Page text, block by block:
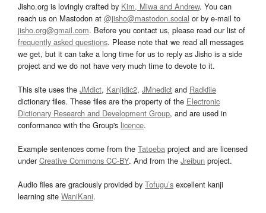
Jisho.org is lovingly crafted by Kim, Miwa and Andrew. You can
reach us on Mastodon at @jisho@mastodon.social or by e-mail to
jisho.org@gmail.com. Before you contact us, please read our list of
frequently asked questions. Please note that we read all messages
we get, but it can take a long time for us to reply as Jisho is a side
project and we do not have very much time to devote to it.
This site uses the JMdict, Kanjidic2, JMnedict and Radkfile
dictionary files. These files are the property of the Electronic
Dictionary Research and Development Group, and are used in
conformance with the Group's licence.
Example sentences come from the Tatoeba project and are licensed
underCreative Commons CC-BY. And from the Jreibun project.
Audio files are graciously provided by Tofugu’s excellent kanji
learning site WaniKani.